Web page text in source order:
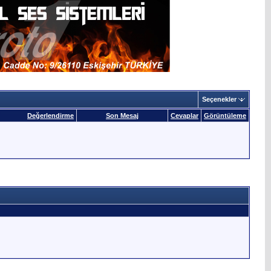
Seçenekler
Değerlendirme Son Mesaj Cevaplar Görüntüleme